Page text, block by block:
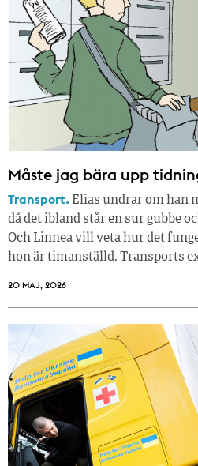
Måste jag bära upp
Transport. Elias undrar om han
då det ibland står en sur gubbe
Och Linnea vill veta hur det
hon är timanställd. Transports
20 MAJ, 2026